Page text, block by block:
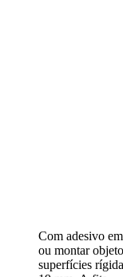
Com adesivo
ou montar
superfícies